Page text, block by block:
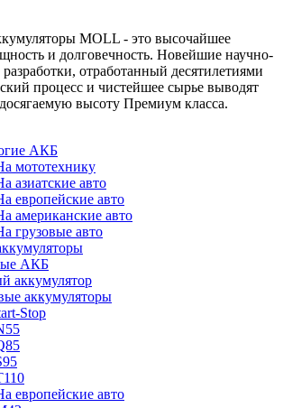
MOLL - это высочайшее
и долговечность. Новейшие научно-
отработанный десятилетиями
процесс и чистейшее сырье выводят
высоту Премиум класса.
АКБ
мототехнику
азиатские авто
европейские авто
американские авто
грузовые авто
АКБ
аккумулятор
аккумуляторы
Stop
европейские авто